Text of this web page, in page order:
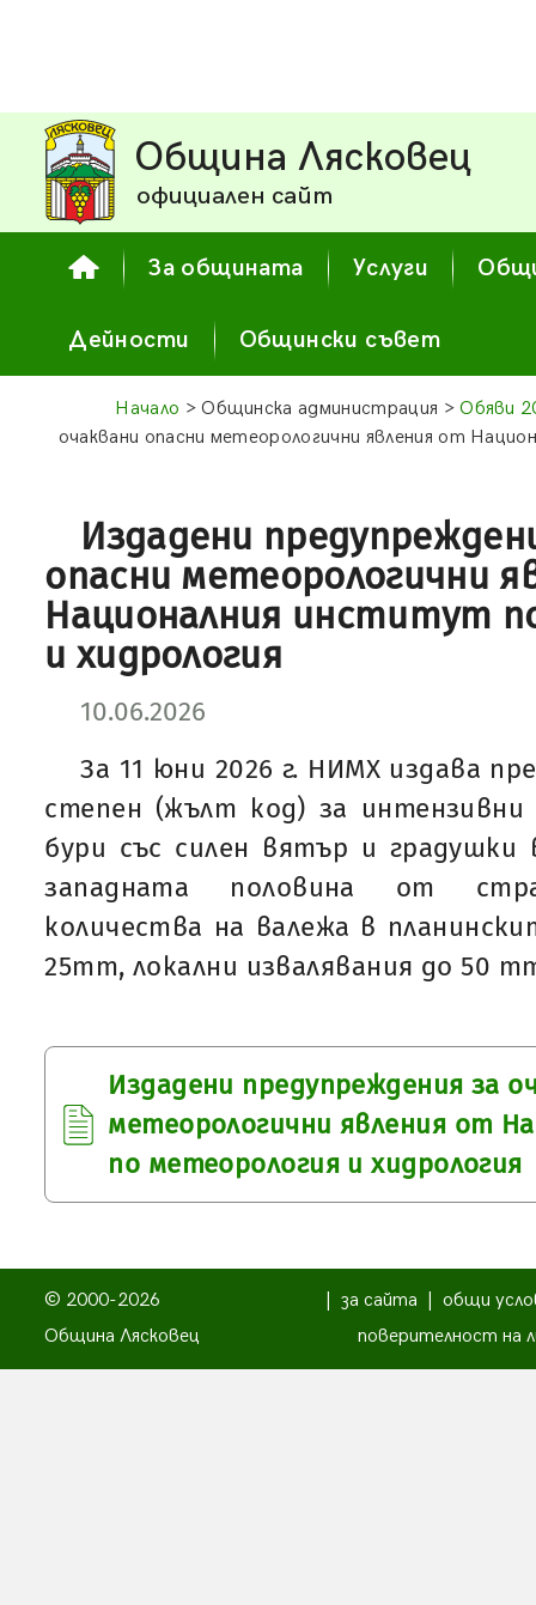
Община Лясковец
официален сайт
За общината Услуги
Дейности Общински съвет
Начало > Общинска администрация >Обяви
очаквани опасни метеорологични явления от
Издадени
опасни метеорологични
Националния институт
и хидрология
10.06.2026
За 11 юни 2026 г. НИМХ издава
степен (жълт код) за интензивни
бури със силен вятър и градушки
западната половина от
количества на валежа в
25mm, локални извалявания до 50
Издадени предупреждения за
метеорологични явления от
по метеорология и хидрология
© 2000-2026
Община Лясковец
за сайта
общи
поверителност на